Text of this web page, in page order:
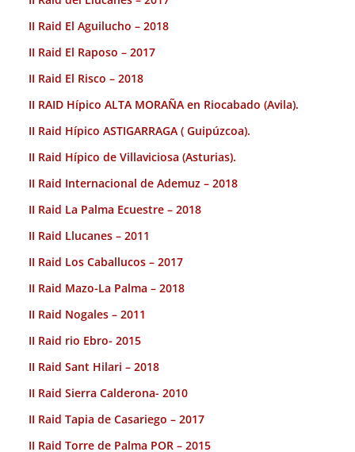
II Raid El Aguilucho – 2018
II Raid El Raposo – 2017
II Raid El Risco – 2018
II RAID Hípico ALTA MORAÑA en Riocabado (Avila).
II Raid Hípico ASTIGARRAGA ( Guipúzcoa).
II Raid Hípico de Villaviciosa (Asturias).
II Raid Internacional de Ademuz – 2018
II Raid La Palma Ecuestre – 2018
II Raid Llucanes – 2011
II Raid Los Caballucos – 2017
II Raid Mazo-La Palma – 2018
II Raid Nogales – 2011
II Raid rio Ebro- 2015
II Raid Sant Hilari – 2018
II Raid Sierra Calderona- 2010
II Raid Tapia de Casariego – 2017
II Raid Torre de Palma POR – 2015